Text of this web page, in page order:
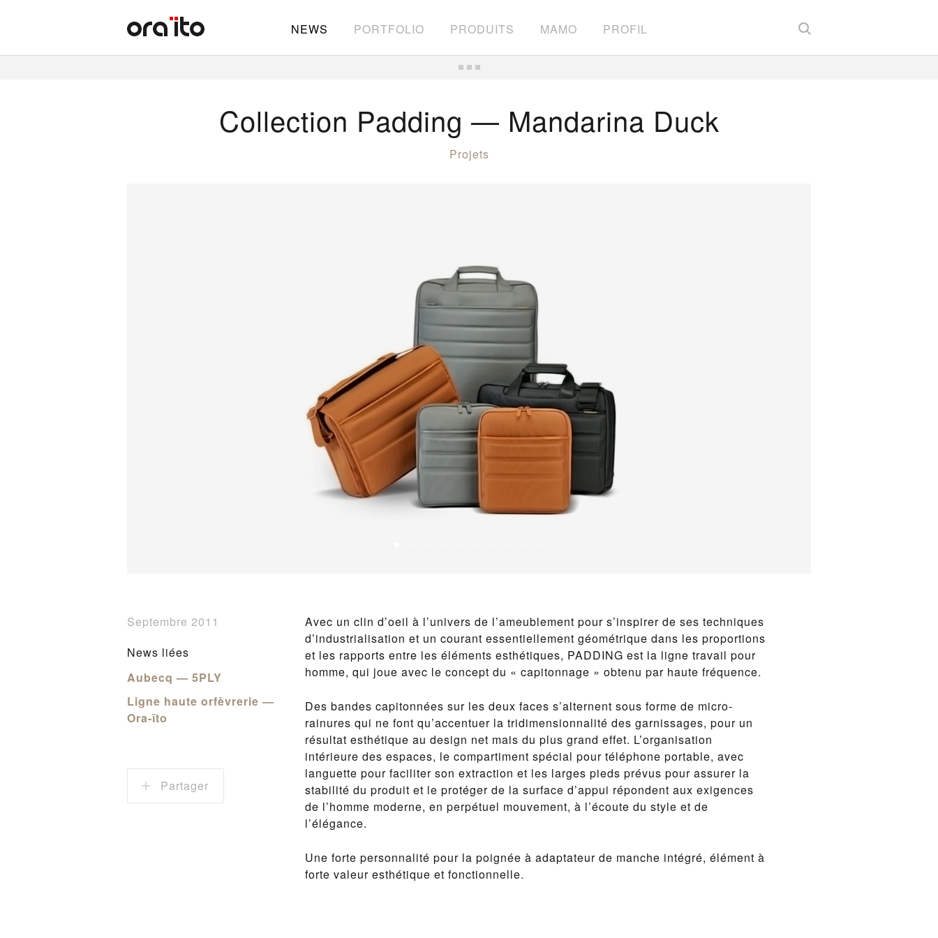
NEWS PORTFOLIO PRODUITS MAMO PROFIL
Collection Padding — Mandarina Duck
Projets
Avec un clin d’oeil à l’univers de l’ameublement pour s’inspirer de ses techniques
d’industrialisation et un courant essentiellement géométrique dans les proportions
et les rapports entre les éléments esthétiques, PADDING est la ligne travail pour
homme, qui joue avec le concept du « capitonnage » obtenu par haute fréquence.
Des bandes capitonnées sur les deux faces s’alternent sous forme de micro-
rainures qui ne font qu’accentuer la tridimensionnalité des garnissages, pour un
résultat esthétique au design net mais du plus grand effet. L’organisation
intérieure des espaces, le compartiment spécial pour téléphone portable, avec
languette pour faciliter son extraction et les larges pieds prévus pour assurer la
stabilité du produit et le protéger de la surface d’appui répondent aux exigences
de l’homme moderne, en perpétuel mouvement, à l’écoute du style et de
l’élégance.
Une forte personnalité pour la poignée à adaptateur de manche intégré, élément à
forte valeur esthétique et fonctionnelle.
Septembre 2011
News liées
Aubecq — 5PLY
Ligne haute orfèvrerie —
Ora-ïto
Partager